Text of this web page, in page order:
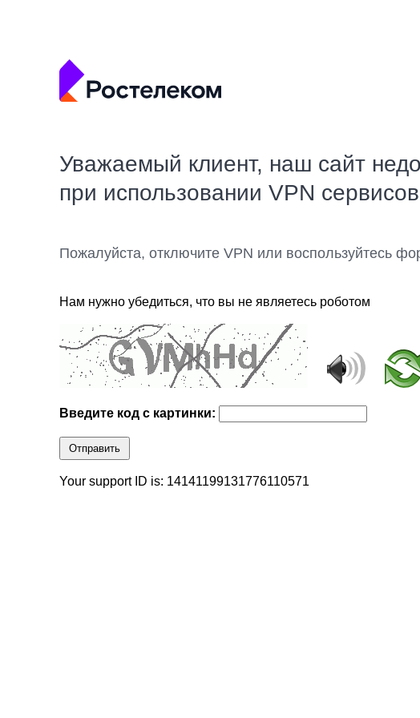
Уважаемый клиент, наш сайт
при использовании VPN сервисов
Пожалуйста, отключите VPN или воспользуйтесь
Нам нужно убедиться, что вы не являетесь роботом
Введите код с картинки:
Отправить
Your support ID is: 14141199131776110571